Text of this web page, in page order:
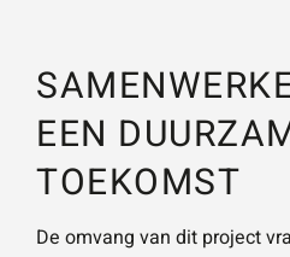
EEN
TOEKOMST
De omvang van dit project